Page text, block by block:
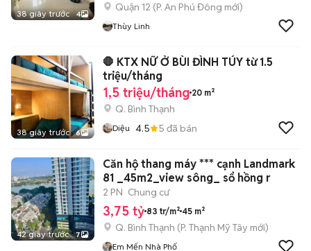
38 giây trước 4
Quận 12 (P. An Phú Đông mới)
Thùy Linh
38 giây trước 6
🛑 KTX NỮ Ở BÙI ĐÌNH TÚY từ 1.5
triệu/tháng
1,5 triệu/tháng 20 m²
Q. Bình Thạnh
Diệu 4.5 5 đã bán
42 giây trước 7
Căn hộ thang máy *** cạnh Landmark
81 _45m2_view sông_ sổ hồng r
2 PN Chung cư
3,75 tỷ 83 tr/m² 45 m²
Q. Bình Thạnh (P. Thạnh Mỹ Tây mới)
Em Mến Nhà Phố